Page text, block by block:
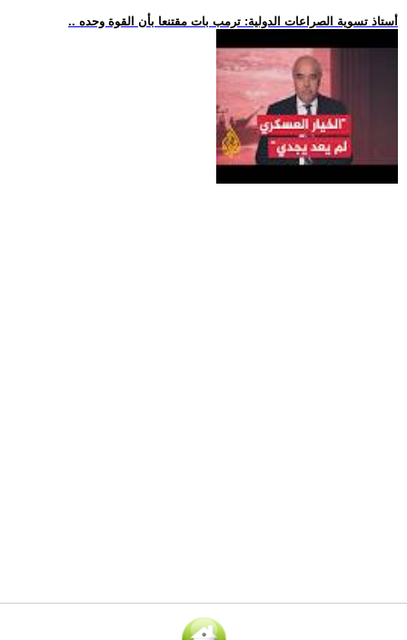
.. أستاذ تسوية الصراعات الدولية: ترمب بات مقتنعا بأن القوة وحده